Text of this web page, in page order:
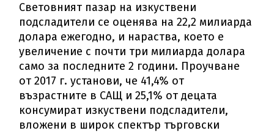
Световният пазар на изкуствени
подсладители се оценява на 22,2 милиарда
долара ежегодно, и нараства, което е
увеличение с почти три милиарда долара
само за последните 2 години. Проучване
от 2017 г. установи, че 41,4% от
възрастните в САЩ и 25,1% от децата
консумират изкуствени подсладители,
вложени в широк спектър търговски